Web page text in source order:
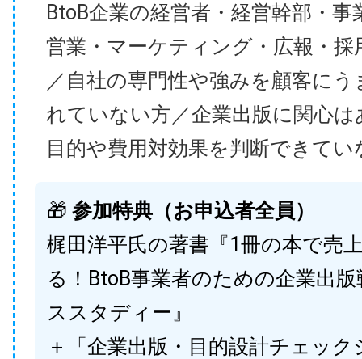
BtoB企業の経営者・経営幹部・事
営業・マーケティング・広報・採
／自社の専門性や強みを顧客に
れていない方／企業出版に関心
目的や費用対効果を判断できてい
🎁 参加特典（お申込者全員）
梶田洋平氏の著書『1冊の本で売
る！BtoB事業者のための企業出
ススタディー』
＋「企業出版・目的設計チェック